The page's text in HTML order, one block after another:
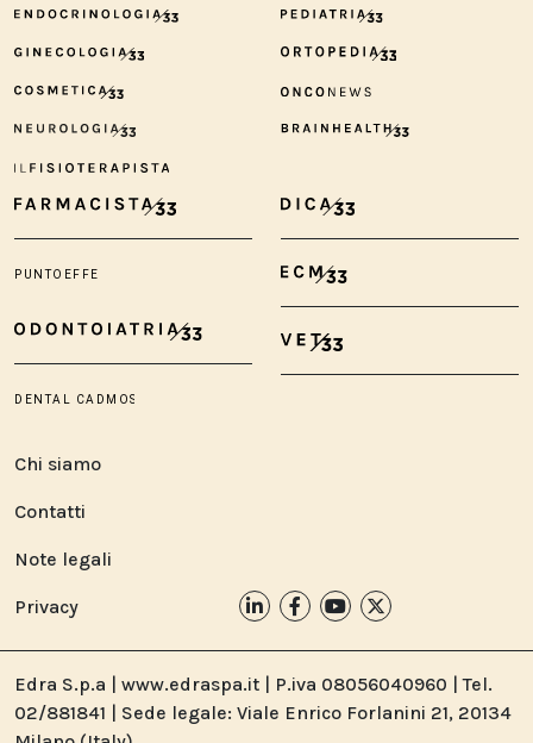
Chi siamo
Contatti
Note legali
Privacy
Edra S.p.a | www.edraspa.it | P.iva 08056040960 | Tel.
02/881841 | Sede legale: Viale Enrico Forlanini 21, 20134